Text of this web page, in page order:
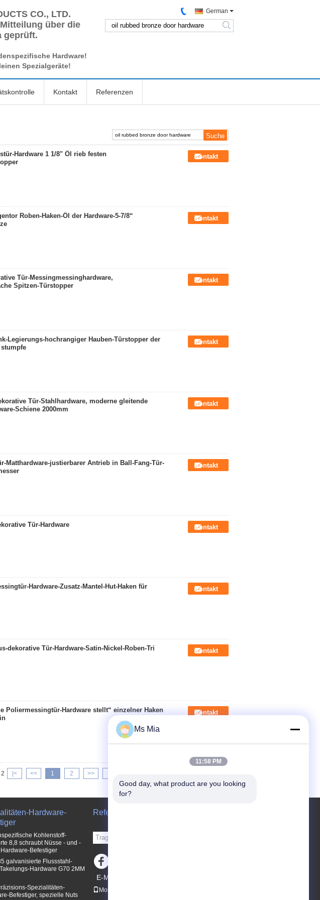
CO., LTD.
über die
geprüft.
Hardware!
Spezialgeräte!
German
search
Kontakt Referenzen
Hardware 1 1/8" Öl rieb festen
Kontakt
Roben-Haken-Öl der Hardware-5-7/8“
Kontakt
Tür-Messingmessinghardware,
Spitzen-Türstopper
Kontakt
Legierungs-hochrangiger Hauben-Türstopper der
stumpfe
Kontakt
Tür-Stahlhardware, moderne gleitende
Schiene 2000mm
Kontakt
Matthardware-justierbarer Antrieb in Ball-Fang-Tür-
Kontakt
Tür-Hardware Kontakt
Hardware-Zusatz-Mantel-Hut-Haken für
Kontakt
dekorative Tür-Hardware-Satin-Nickel-Roben-Tri
Kontakt
Poliermessingtür-Hardware stellt“ einzelner Haken
Kontakt
|< << 1 2 >> >|
Hardware-
Kohlenstoff-
8,8 schraubt Nüsse - und -
Befestiger
galvanisierte Flussstahl-
Hardware G70 2MM
Spezialitäten-
Befestiger, spezielle Nuts
Referenzen
E-Mail
Mobile Seite
Ms Mia
11:58 PM
Good day, what product are you looking
for?